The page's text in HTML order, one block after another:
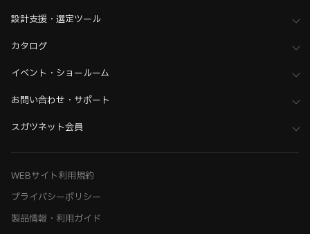
設計支援・選定ツール
カタログ
イベント・ショールーム
お問い合わせ・サポート
スガツネット会員
WEBサイト利用規約
プライバシーポリシー
製品情報・利用ガイド